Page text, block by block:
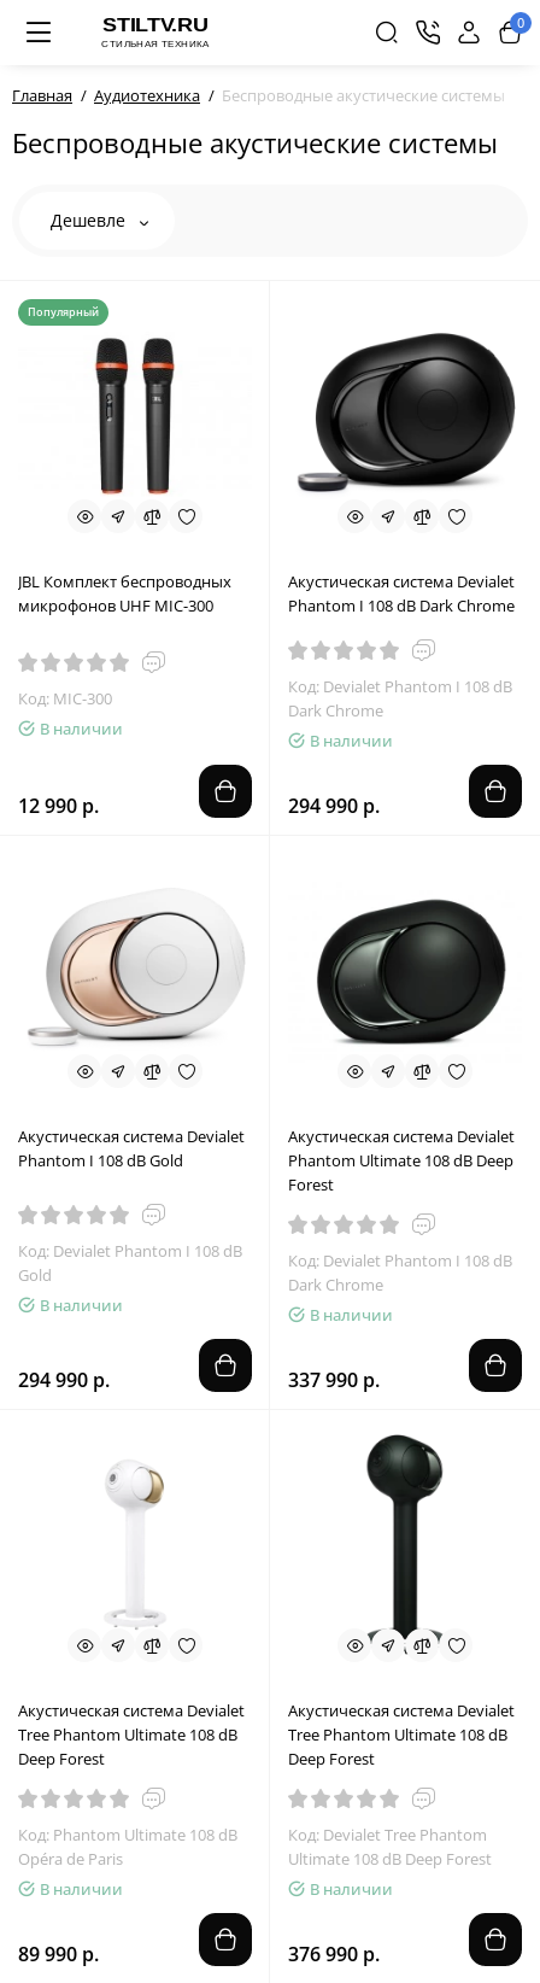
0
Главная Аудиотехника Беспроводные акустические системы
Беспроводные акустические системы
Дешевле
Популярный
JBL Комплект беспроводных
микрофонов UHF MIC-300
Код: MIC-300
В наличии
12 990 р.
Акустическая система Devialet
Phantom I 108 dB Dark Chrome
Код: Devialet Phantom I 108 dB
Dark Chrome
В наличии
294 990 р.
Акустическая система Devialet
Phantom I 108 dB Gold
Код: Devialet Phantom I 108 dB
Gold
В наличии
294 990 р.
Акустическая система Devialet
Phantom Ultimate 108 dB Deep
Forest
Код: Devialet Phantom I 108 dB
Dark Chrome
В наличии
337 990 р.
Акустическая система Devialet
Tree Phantom Ultimate 108 dB
Deep Forest
Код: Phantom Ultimate 108 dB
Opéra de Paris
В наличии
89 990 р.
Акустическая система Devialet
Tree Phantom Ultimate 108 dB
Deep Forest
Код: Devialet Tree Phantom
Ultimate 108 dB Deep Forest
В наличии
376 990 р.